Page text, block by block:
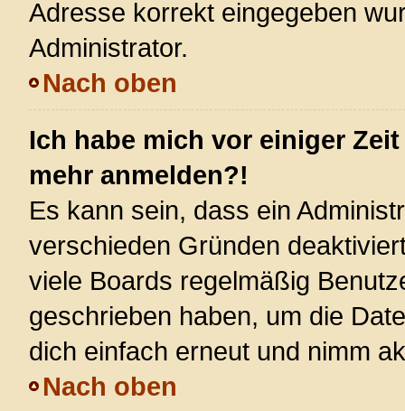
Adresse korrekt eingegeben
Administrator.
Nach oben
Ich habe mich vor einiger
mehr anmelden?!
Es kann sein, dass ein
verschieden Gründen
viele Boards regelmäßig
geschrieben haben, um die
dich einfach erneut und nimm
Nach oben